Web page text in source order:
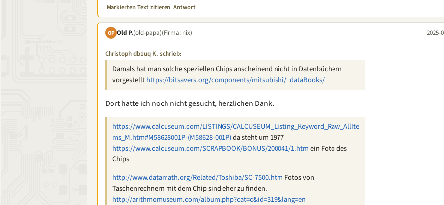
Markierten Text zitieren Antwort
OP Old P.(old-papa)(Firma: nix) 2025-
Christoph db1uq K. schrieb:
Damals hat man solche speziellen Chips anscheinend nicht in Datenbüchern
vorgestellthttps://bitsavers.org/components/mitsubishi/_dataBooks/
Dort hatte ich noch nicht gesucht, herzlichen Dank.
https://www.calcuseum.com/LISTINGS/CALCUSEUM_Listing_Keyword_Raw_AllIte
ms_M.htm#M58628001P-(M58628-001P)da steht um 1977
https://www.calcuseum.com/SCRAPBOOK/BONUS/200041/1.htmein Foto des
Chips
http://www.datamath.org/Related/Toshiba/SC-7500.htm Fotos von
Taschenrechnern mit dem Chip sind eher zu finden.
http://arithmomuseum.com/album.php?cat=c&id=319&lang=en